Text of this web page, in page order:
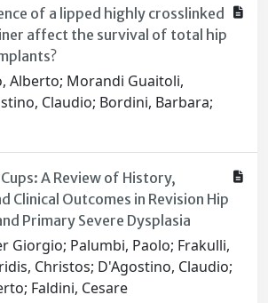
of a lipped highly crosslinked
affect the survival of total hip
Alberto; Morandi Guaitoli,
Claudio; Bordini, Barbara;
A Review of History,
Clinical Outcomes in Revision Hip
Primary Severe Dysplasia
Giorgio; Palumbi, Paolo; Frakulli,
Christos; D'Agostino, Claudio;
Faldini, Cesare